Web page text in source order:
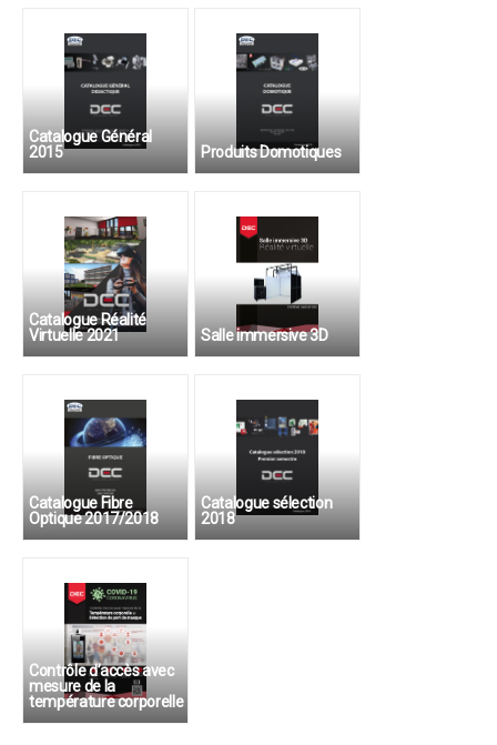
Catalogue Général
2015
Produits Domotiques
Maison domotique,
Catalogue Réalité
Virtuelle 2021
Salle immersive 3D
Catalogue Fibre
Optique 2017/2018
Catalogue sélection
2018
Contrôle d’accès avec
mesure de la
température corporelle